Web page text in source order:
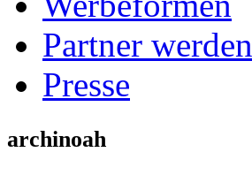
Partner werden
Presse
archinoah